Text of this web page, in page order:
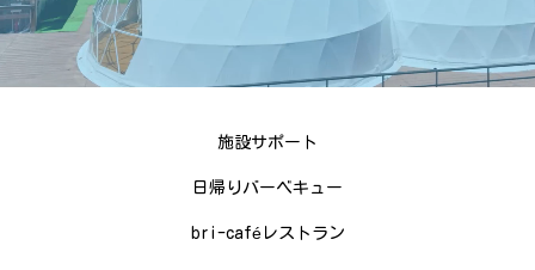
施設サポート
日帰りバーベキュー
bri-caféレストラン